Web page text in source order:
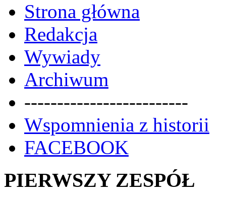
Strona główna
Redakcja
Wywiady
Archiwum
-------------------------
Wspomnienia z historii
FACEBOOK
PIERWSZY ZESPÓŁ